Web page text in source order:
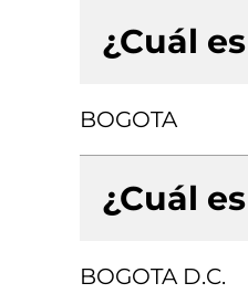
¿Cuál
BOGOTA
¿Cuál
BOGOTA D.C.